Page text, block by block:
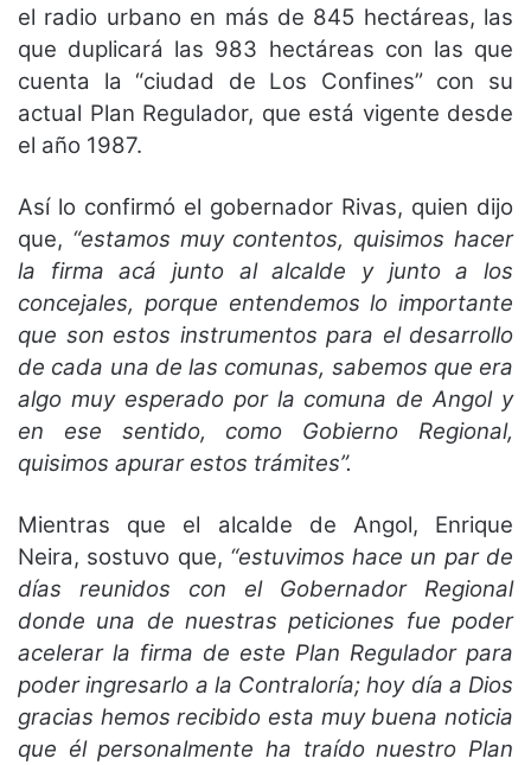
el radio urbano en más de 845 hectáreas, las
que duplicará las 983 hectáreas con las que
cuenta la “ciudad de Los Confines” con su
actual Plan Regulador, que está vigente desde
el año 1987.
Así lo confirmó el gobernador Rivas, quien dijo
que, “estamos muy contentos, quisimos hacer
la firma acá junto al alcalde y junto a los
concejales, porque entendemos lo importante
que son estos instrumentos para el desarrollo
de cada una de las comunas, sabemos que era
algo muy esperado por la comuna de Angol y
en ese sentido, como Gobierno Regional,
quisimos apurar estos trámites”.
Mientras que el alcalde de Angol, Enrique
Neira, sostuvo que, “estuvimos hace un par de
días reunidos con el Gobernador Regional
donde una de nuestras peticiones fue poder
acelerar la firma de este Plan Regulador para
poder ingresarlo a la Contraloría; hoy día a Dios
gracias hemos recibido esta muy buena noticia
que él personalmente ha traído nuestro Plan